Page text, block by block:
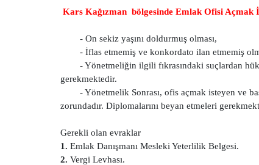
Kars Kağızman bölgesinde Emlak Ofisi
- On sekiz yaşını doldurmuş olması,
- İflas etmemiş ve konkordato ilan etmemiş
- Yönetmeliğin ilgili fıkrasındaki suçlardan
gerekmektedir.
- Yönetmelik Sonrası, ofis açmak isteyen ve
zorundadır. Diplomalarını beyan etmeleri
Gerekli olan evraklar
1. Emlak Danışmanı Mesleki Yeterlilik Belgesi.
2. Vergi Levhası.